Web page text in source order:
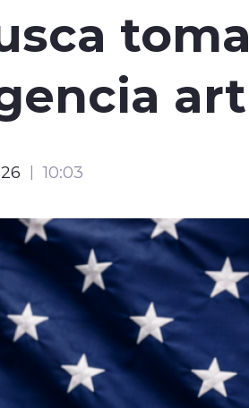
10:03